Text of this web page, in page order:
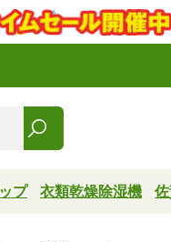
プ 衣類乾燥除湿機